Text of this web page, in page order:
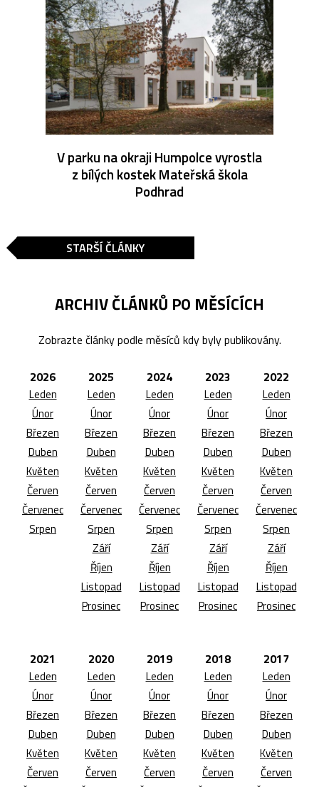
V parku na okraji Humpolce vyrostla
z bílých kostek Mateřská škola
Podhrad
STARŠÍ ČLÁNKY
ARCHIV ČLÁNKŮ PO MĚSÍCÍCH
Zobrazte články podle měsíců kdy byly publikovány.
2026
Leden
Únor
Březen
Duben
Květen
Červen
Červenec
Srpen
2025
Leden
Únor
Březen
Duben
Květen
Červen
Červenec
Srpen
Září
Říjen
Listopad
Prosinec
2024
Leden
Únor
Březen
Duben
Květen
Červen
Červenec
Srpen
Září
Říjen
Listopad
Prosinec
2023
Leden
Únor
Březen
Duben
Květen
Červen
Červenec
Srpen
Září
Říjen
Listopad
Prosinec
2022
Leden
Únor
Březen
Duben
Květen
Červen
Červenec
Srpen
Září
Říjen
Listopad
Prosinec
2021
Leden
Únor
Březen
Duben
Květen
Červen
2020
Leden
Únor
Březen
Duben
Květen
Červen
2019
Leden
Únor
Březen
Duben
Květen
Červen
2018
Leden
Únor
Březen
Duben
Květen
Červen
2017
Leden
Únor
Březen
Duben
Květen
Červen